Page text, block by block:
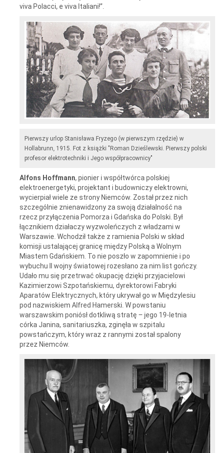
viva Polacci, e viva Italiani!”.
Pierwszy urlop Stanisława Fryzego (w pierwszym rzędzie) w
Hollabrunn, 1915. Fot z książki "Roman Dzieślewski. Pierwszy polski
profesor elektrotechniki i Jego współpracownicy"
Alfons Hoffmann, pionier i współtwórca polskiej
elektroenergetyki, projektant i budowniczy elektrowni,
wycierpiał wiele ze strony Niemców. Został przez nich
szczególnie znienawidzony za swoją działalność na
rzecz przyłączenia Pomorza i Gdańska do Polski. Był
łącznikiem działaczy wyzwoleńczych z władzami w
Warszawie. Wchodził także z ramienia Polski w skład
komisji ustalającej granicę między Polską a Wolnym
Miastem Gdańskiem. To nie poszło w zapomnienie i po
wybuchu II wojny światowej rozesłano za nim list gończy.
Udało mu się przetrwać okupację dzięki przyjacielowi
Kazimierzowi Szpotańskiemu, dyrektorowi Fabryki
Aparatów Elektrycznych, który ukrywał go w Międzylesiu
pod nazwiskiem Alfred Hamerski. W powstaniu
warszawskim poniósł dotkliwą stratę – jego 19-letnia
córka Janina, sanitariuszka, zginęła w szpitalu
powstańczym, który wraz z rannymi został spalony
przez Niemców.